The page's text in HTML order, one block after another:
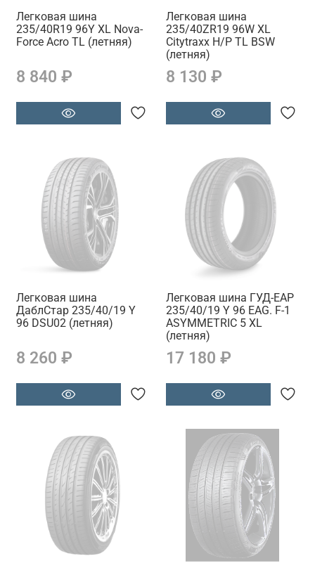
Легковая шина
235/40R19 96Y XL Nova-
Force Acro TL (летняя)
8 840 ₽
Легковая шина
235/40ZR19 96W XL
Citytraxx H/P TL BSW
(летняя)
8 130 ₽
Легковая шина
ДаблСтар 235/40/19 Y
96 DSU02 (летняя)
8 260 ₽
Легковая шина ГУД-ЕАР
235/40/19 Y 96 EAG. F-1
ASYMMETRIC 5 XL
(летняя)
17 180 ₽